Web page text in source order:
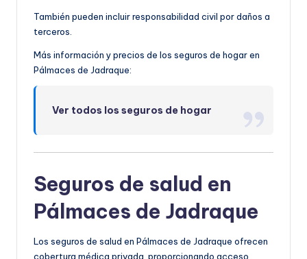
También pueden incluir responsabilidad civil por daños a
terceros.
Más información y precios de los seguros de hogar en
Pálmaces de Jadraque:
Ver todos los seguros de hogar
Seguros de salud en
Pálmaces de Jadraque
Los seguros de salud en Pálmaces de Jadraque ofrecen
cobertura médica privada, proporcionando acceso